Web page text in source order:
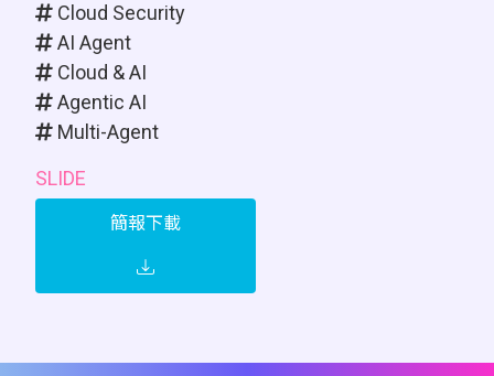
Cloud Security
AI Agent
Cloud & AI
Agentic AI
Multi-Agent
SLIDE
簡報下載